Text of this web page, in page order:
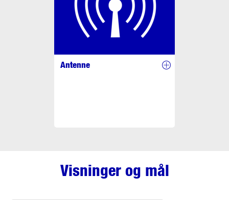
Antenne
Visninger og mål